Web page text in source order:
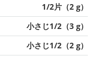
1/2片（2 g）
小さじ1/2（3 g）
小さじ1/2（2 g）